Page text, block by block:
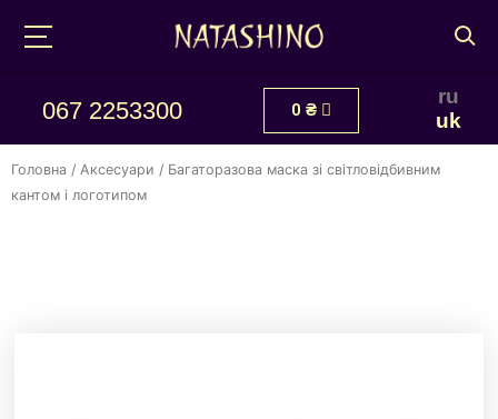
067 2253300 0 ₴
ru
uk
Головна / Аксесуари / Багаторазова маска зі світловідбивним
кантом і логотипом